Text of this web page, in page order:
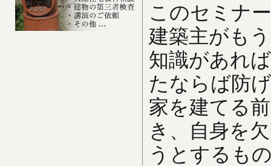
このセミナ
建築主がも
知識があれ
たならば防
家を建てる
き、自身を
うとするも